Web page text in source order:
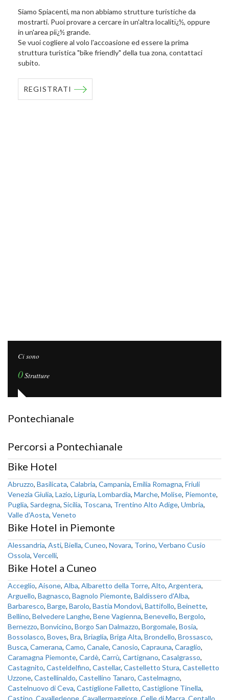
Siamo Spiacenti, ma non abbiamo strutture turistiche da
mostrarti. Puoi provare a cercare in un'altra localitï¿½, oppure
in un'area piï¿½ grande.
Se vuoi cogliere al volo l'accoasione ed essere la prima
struttura turistica "bike friendly" della tua zona, contattaci
subito.
REGISTRATI
Ci sono
0Strutture
Pontechianale
Percorsi a Pontechianale
Bike Hotel
Abruzzo, Basilicata, Calabria, Campania, Emilia Romagna, Friuli
Venezia Giulia, Lazio, Liguria, Lombardia, Marche, Molise, Piemonte,
Puglia, Sardegna, Sicilia, Toscana, Trentino Alto Adige, Umbria,
Valle d'Aosta, Veneto
Bike Hotel in Piemonte
Alessandria, Asti, Biella, Cuneo, Novara, Torino, Verbano Cusio
Ossola, Vercelli,
Bike Hotel a Cuneo
Acceglio, Aisone, Alba, Albaretto della Torre, Alto, Argentera,
Arguello, Bagnasco, Bagnolo Piemonte, Baldissero d'Alba,
Barbaresco, Barge, Barolo, Bastia Mondovì, Battifollo, Beinette,
Bellino, Belvedere Langhe, Bene Vagienna, Benevello, Bergolo,
Bernezzo, Bonvicino, Borgo San Dalmazzo, Borgomale, Bosia,
Bossolasco, Boves, Bra, Briaglia, Briga Alta, Brondello, Brossasco,
Busca, Camerana, Camo, Canale, Canosio, Caprauna, Caraglio,
Caramagna Piemonte, Cardè, Carrù, Cartignano, Casalgrasso,
Castagnito, Casteldelfino, Castellar, Castelletto Stura, Castelletto
Uzzone, Castellinaldo, Castellino Tanaro, Castelmagno,
Castelnuovo di Ceva, Castiglione Falletto, Castiglione Tinella,
Castino Cavallerleone Cavallermaggiore Celle di Macra Centallo